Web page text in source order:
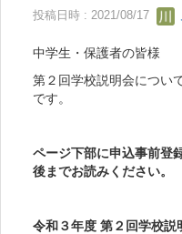
投稿日時 : 2021/08/17
中学生・保護者の皆様
第２回学校説明会につい
です。
ページ下部に申込事前登
後までお読みください。
令和３年度 第２回学校説